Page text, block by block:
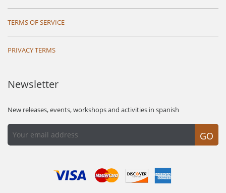
TERMS OF SERVICE
PRIVACY TERMS
Newsletter
New releases, events, workshops and activities in spanish
GO